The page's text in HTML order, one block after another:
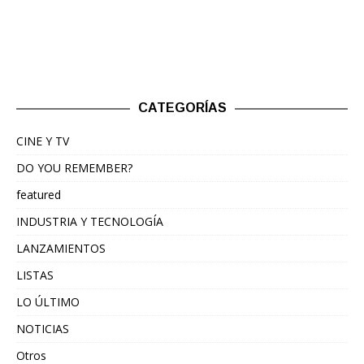
CATEGORÍAS
CINE Y TV
DO YOU REMEMBER?
featured
INDUSTRIA Y TECNOLOGÍA
LANZAMIENTOS
LISTAS
LO ÚLTIMO
NOTICIAS
Otros